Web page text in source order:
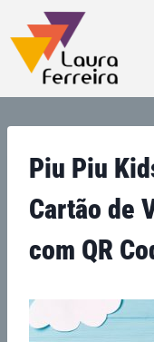
Piu Piu
Cartão de
com QR